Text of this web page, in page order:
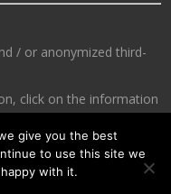
/ or anonymized third-
click on the information
give you the best
to use this site we
with it.